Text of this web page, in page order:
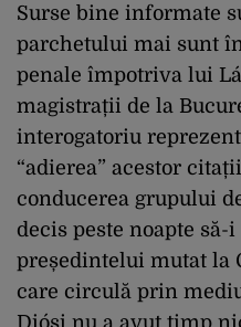
Surse bine informate
parchetului mai sunt
penale împotriva lui
magistrații de la
interogatoriu
“adierea” acestor
conducerea grupului
decis peste noapte să-
președintelui mutat la
care circulă prin
Diósi nu a avut timp